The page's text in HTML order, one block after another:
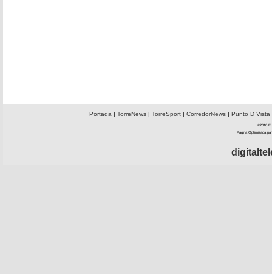
Portada | TorreNews| TorreSport| CorredorNews| Punto D Vista
©2010 El
Página Optimizada